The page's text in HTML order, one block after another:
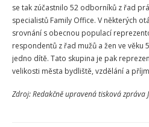
se tak zúčastnilo 52 odborníků z řad
specialistů Family Office. V některých
srovnání s obecnou populací
respondentů z řad mužů a žen ve věku
jedno dítě. Tato skupina je pak
velikosti města bydliště, vzdělání a
Zdroj: Redakčně upravená tisková zpráva